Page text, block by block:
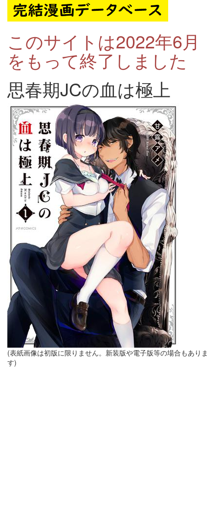
このサイトは2022年6月
をもって終了しました
思春期JCの血は極上
(表紙画像は初版に限りません。新装版や電子版等の場合もありま
す)